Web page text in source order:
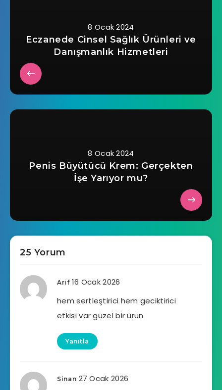
8 Ocak 2024
Eczanede Cinsel Sağlık Ürünleri ve
Danışmanlık Hizmetleri
8 Ocak 2024
Penis Büyütücü Krem: Gerçekten
İşe Yarıyor mu?
25 Yorum
Arif 16 Ocak 2026
hem sertleştirici hem geciktirici
etkisi var güzel bir ürün
Yanıtla
Sinan 27 Ocak 2026